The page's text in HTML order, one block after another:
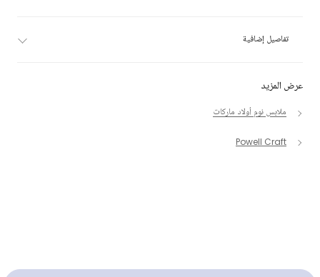
عرض المزيد
ملابس نوم أولاد ماركات
Powell Craft
تفاصيل إضافية